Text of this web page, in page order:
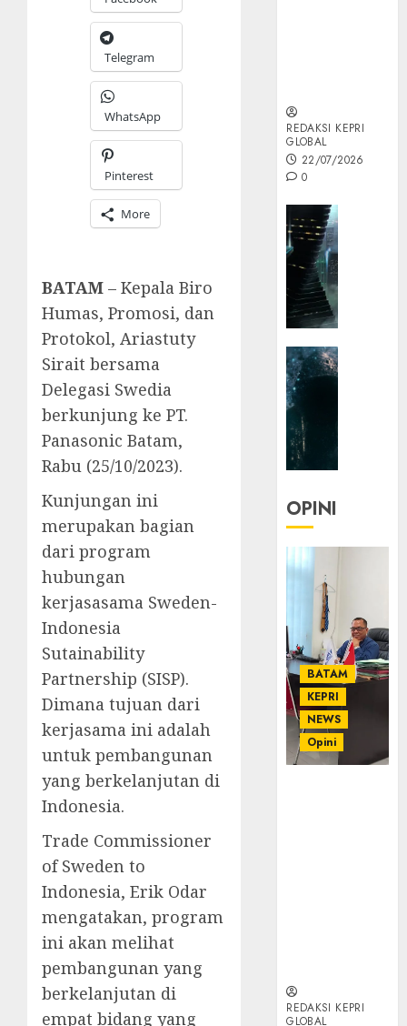
Telegram
WhatsApp
Pinterest
More
BATAM – Kepala Biro
Humas, Promosi, dan
Protokol, Ariastuty
Sirait bersama
Delegasi Swedia
berkunjung ke PT.
Panasonic Batam,
Rabu (25/10/2023).
Kunjungan ini
merupakan bagian
dari program
hubungan
kerjasasama Sweden-
Indonesia
Sutainability
Partnership (SISP).
Dimana tujuan dari
kerjasama ini adalah
untuk pembangunan
yang berkelanjutan di
Indonesia.
Trade Commissioner
of Sweden to
Indonesia, Erik Odar
mengatakan, program
ini akan melihat
pembangunan yang
berkelanjutan di
empat bidang yang
REDAKSI KEPRI
GLOBAL
22/07/2026
0
OPINI
BATAM
KEPRI
NEWS
Opini
REDAKSI KEPRI
GLOBAL